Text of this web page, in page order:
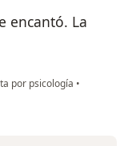
encantó. La
por psicología •